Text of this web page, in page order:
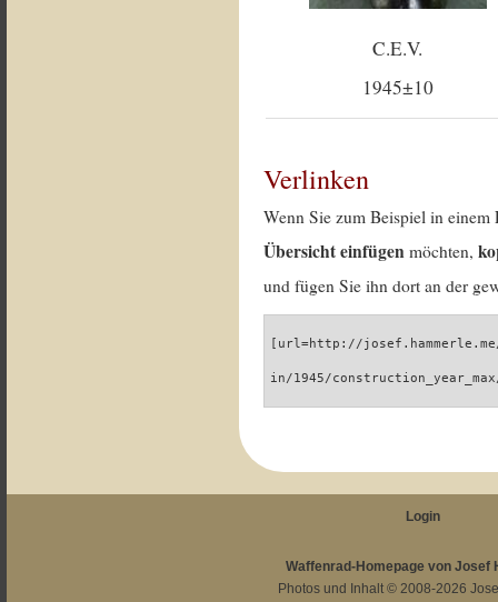
C.E.V.
1945±10
Verlinken
Wenn Sie zum Beispiel in
Übersicht einfügen möchten,
und fügen Sie ihn dort an der
[url=http://
in/1945/
Login
Waffenrad-Homepage von Josef
Photos und Inhalt © 2008-2026